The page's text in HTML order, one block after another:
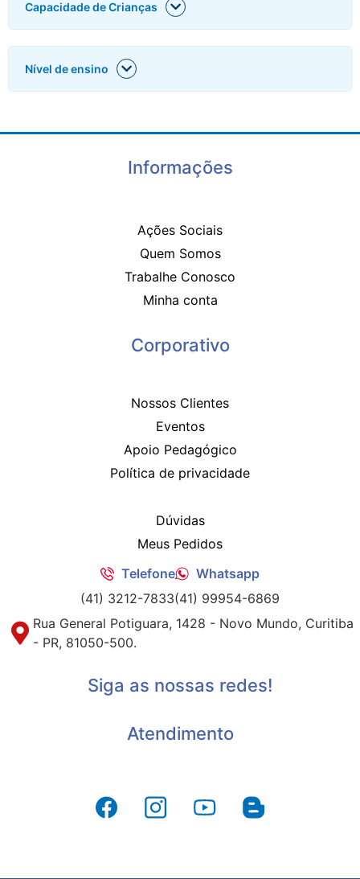
Capacidade de Crianças
Nível de ensino
Informações
Ações Sociais
Quem Somos
Trabalhe Conosco
Minha conta
Corporativo
Nossos Clientes
Eventos
Apoio Pedagógico
Política de privacidade
Dúvidas
Meus Pedidos
Telefone
Whatsapp
(41) 3212-7833(41) 99954-6869
Rua General Potiguara, 1428 - Novo Mundo, Curitiba
- PR, 81050-500.
Siga as nossas redes!
Atendimento